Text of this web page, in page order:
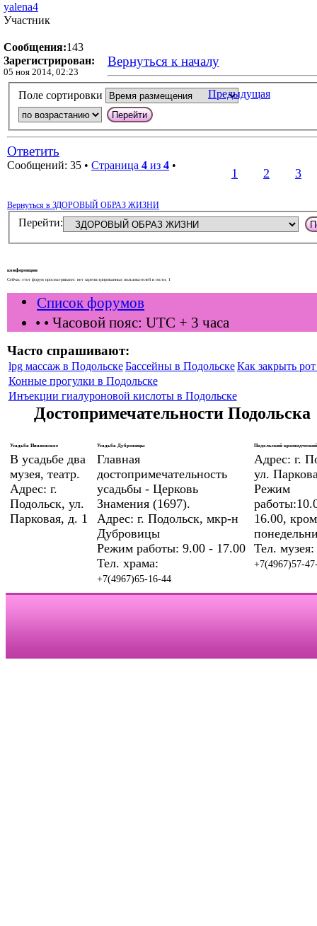
yalena4
Участник
Сообщения:143
Зарегистрирован:
05 ноя 2014, 02:23
Вернуться к началу
Предыдущая
Поле сортировки
Ответить
Сообщений: 35 • Страница 4 из 4 •
1 2 3
Вернуться в ЗДОРОВЫЙ ОБРАЗ ЖИЗНИ
Перейти:
конференции
Сейчас этот форум просматривают: нет зарегистрированных пользователей и гости: 1
Список форумов
• • Часовой пояс: UTC + 3 часа
Часто спрашивают:
lpg массаж в Подольске Бассейны в ПодольскеКак закрыть
Конные прогулки в Подольске
Инъекции гиалуроновой кислоты в Подольске
Достопримечательности Подольска
Усадьба Ивановское
В усадьбе два
музея, театр.
Адрес: г.
Подольск, ул.
Парковая, д. 1
Усадьба Дубровицы
Главная
достопримечательность
усадьбы - Церковь
Знамения (1697).
Адрес: г. Подольск, мкр-н
Дубровицы
Режим работы: 9.00 - 17.00
Тел. храма:
+7(4967)65-16-44
Подольский
Адрес: г.
ул.
Режим
16.00,
Тел. музея:
+7(4967)57-